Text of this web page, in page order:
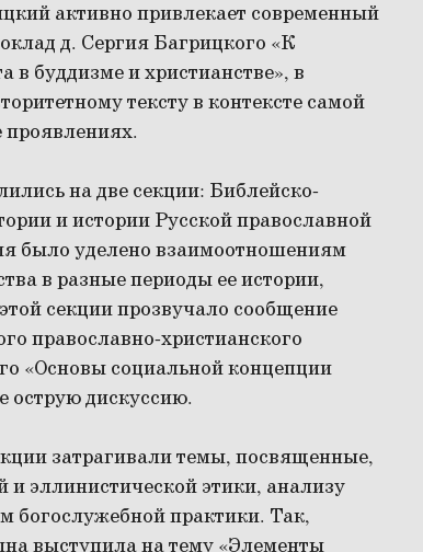
активно привлекает современный
д. Сергия Багрицкого «К
в буддизме и христианстве», в
тексту в контексте самой
проявлениях.
на две секции: Библейско-
и истории Русской православной
было уделено взаимоотношениям
в разные периоды ее истории,
секции прозвучало сообщение
православно-христианского
«Основы социальной концепции
острую дискуссию.
затрагивали темы, посвященные,
и эллинистической этики, анализу
богослужебной практики. Так,